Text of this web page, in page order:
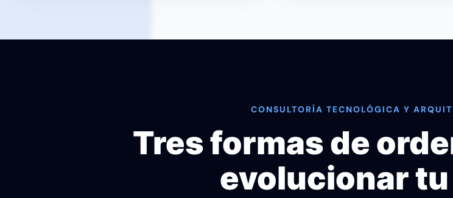
CONSULTORÍA TECNOLÓGICA Y
Tres formas de
evolucionar